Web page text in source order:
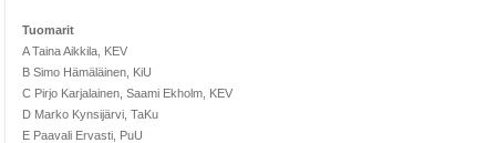
Tuomarit
A Taina Aikkila, KEV
B Simo Hämäläinen, KiU
C Pirjo Karjalainen, Saami Ekholm, KEV
D Marko Kynsijärvi, TaKu
E Paavali Ervasti, PuU